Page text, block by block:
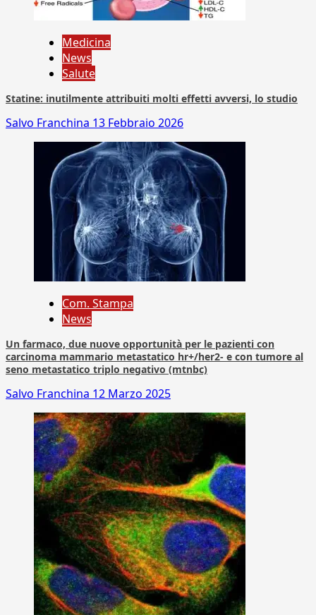
Medicina
News
Salute
Statine: inutilmente attribuiti molti effetti avversi, lo studio
Salvo Franchina 13 Febbraio 2026
Com. Stampa
News
Un farmaco, due nuove opportunità per le pazienti con
carcinoma mammario metastatico hr+/her2- e con tumore al
seno metastatico triplo negativo (mtnbc)
Salvo Franchina 12 Marzo 2025